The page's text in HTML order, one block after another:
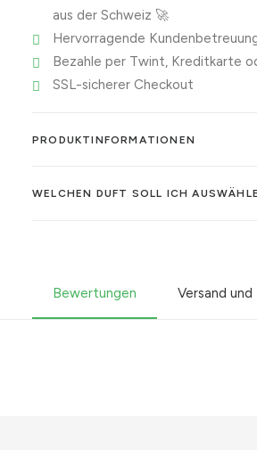
aus der Schweiz 🚀
Hervorragende
Bezahle per Twint, Kreditkarte
SSL-sicherer Checkout
PRODUKTINFORMATIONEN
WELCHEN DUFT SOLL ICH
Bewertungen Versand und